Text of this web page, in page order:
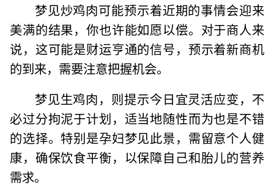
梦见炒鸡肉可能预示着近期的事情会迎来
美满的结果，你也许能如愿以偿。对于商人来
说，这可能是财运亨通的信号，预示着新商机
的到来，需要注意把握机会。
梦见生鸡肉，则提示今日宜灵活应变，不
必过分拘泥于计划，适当地随性而为也是不错
的选择。特别是孕妇梦见此景，需留意个人健
康，确保饮食平衡，以保障自己和胎儿的营养
需求。